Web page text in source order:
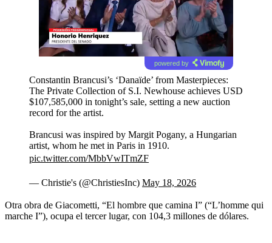
powered by
Constantin Brancusi’s ‘Danaïde’ from Masterpieces:
The Private Collection of S.I. Newhouse achieves USD
$107,585,000 in tonight’s sale, setting a new auction
record for the artist.
Brancusi was inspired by Margit Pogany, a Hungarian
artist, whom he met in Paris in 1910.
pic.twitter.com/MbbVwITmZF
— Christie's (@ChristiesInc) May 18, 2026
Otra obra de Giacometti, “El hombre que camina I” (“L’homme qui
marche I”), ocupa el tercer lugar, con 104,3 millones de dólares.